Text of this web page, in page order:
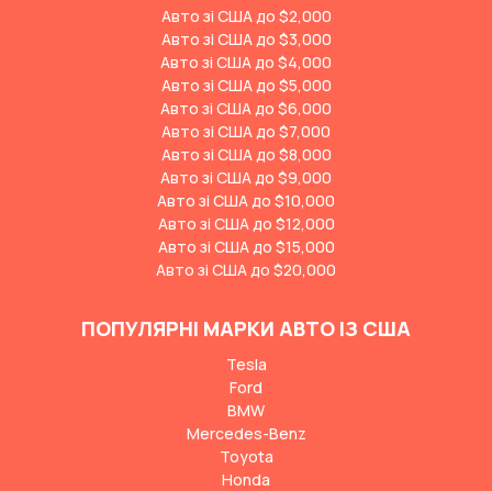
Авто зі США до $2,000
Авто зі США до $3,000
Авто зі США до $4,000
Авто зі США до $5,000
Авто зі США до $6,000
Авто зі США до $7,000
Авто зі США до $8,000
Авто зі США до $9,000
Авто зі США до $10,000
Авто зі США до $12,000
Авто зі США до $15,000
Авто зі США до $20,000
ПОПУЛЯРНІ МАРКИ АВТО ІЗ США
Tesla
Ford
BMW
Mercedes-Benz
Toyota
Honda